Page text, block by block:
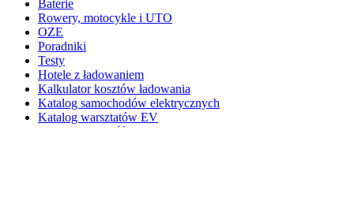
Baterie
Rowery, motocykle i UTO
OZE
Poradniki
Testy
Hotele z ładowaniem
Kalkulator kosztów ładowania
Katalog samochodów elektrycznych
Katalog warsztatów EV